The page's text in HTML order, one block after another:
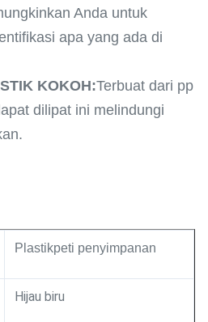
Anda untuk
apa yang ada di
KOKOH:Terbuat dari pp
dilipat ini melindungi
Plastikpeti penyimpanan
Hijau biru